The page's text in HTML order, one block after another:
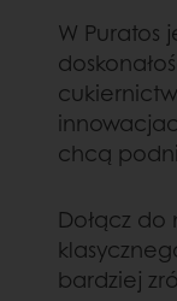
W Puratos
chcą
Dołącz do
bardziej